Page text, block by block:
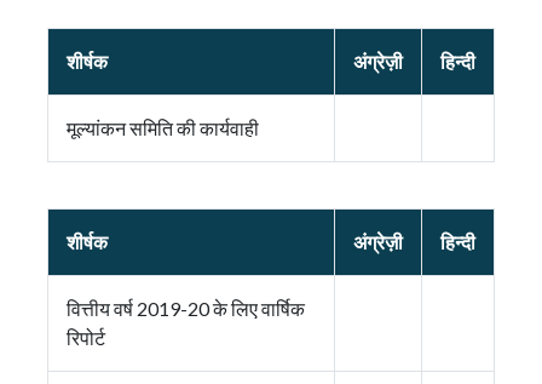
शीर्षक अंग्रेज़ी हिन्दी
मूल्यांकन समिति की कार्यवाही
शीर्षक अंग्रेज़ी हिन्दी
वित्तीय वर्ष 2019-20 के लिए वार्षिक
रिपोर्ट